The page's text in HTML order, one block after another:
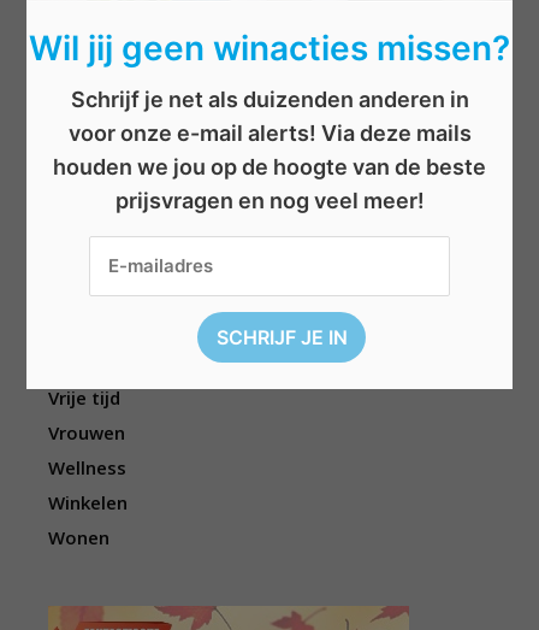
Kinderen
Overige
Televisie
Topwedstrijden
Vrije tijd
Vrouwen
Wellness
Winkelen
Wonen
Wil jij geen winacties missen?
Schrijf je net als duizenden anderen in
voor onze e-mail alerts! Via deze mails
houden we jou op de hoogte van de beste
prijsvragen en nog veel meer!